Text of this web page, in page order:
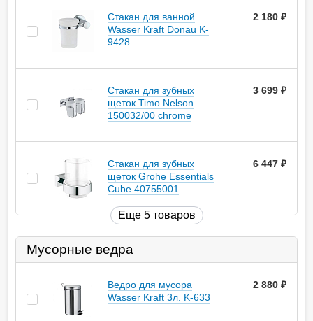
Стакан для ванной
Wasser Kraft Donau K-
9428
2 180
Стакан для зубных
щеток Timo Nelson
150032/00 chrome
3 699
Стакан для зубных
щеток Grohe Essentials
Cube 40755001
6 447
Еще 5 товаров
Мусорные ведра
Ведро для мусора
Wasser Kraft 3л. K-633
2 880